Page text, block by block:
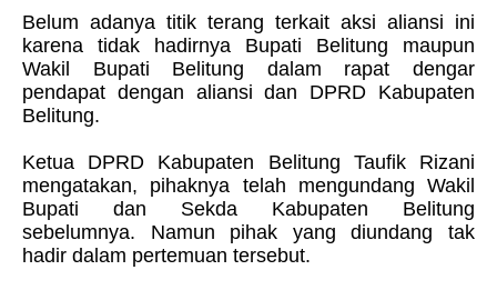
Belum adanya titik terang terkait aksi aliansi ini
karena tidak hadirnya Bupati Belitung maupun
Wakil Bupati Belitung dalam rapat dengar
pendapat dengan aliansi dan DPRD Kabupaten
Belitung.
Ketua DPRD Kabupaten Belitung Taufik Rizani
mengatakan, pihaknya telah mengundang Wakil
Bupati dan Sekda Kabupaten Belitung
sebelumnya. Namun pihak yang diundang tak
hadir dalam pertemuan tersebut.